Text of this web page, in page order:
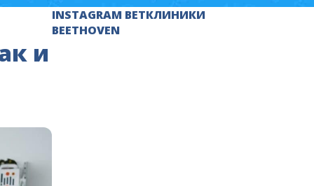
и
INSTAGRAM ВЕТКЛИНИКИ
BEETHOVEN